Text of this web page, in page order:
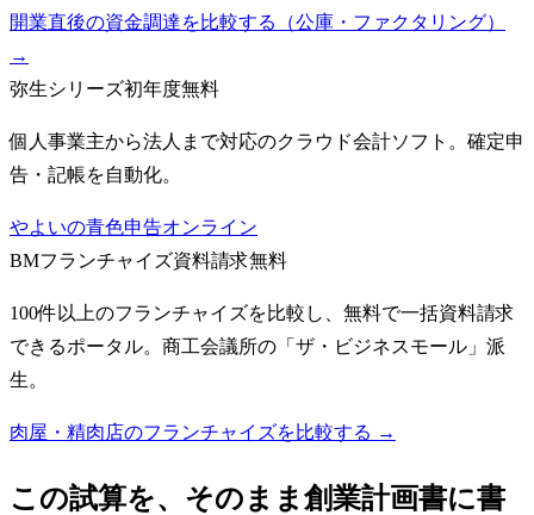
開業直後の資金調達を比較する（公庫・ファクタリング）
→
弥生シリーズ初年度無料
個人事業主から法人まで対応のクラウド会計ソフト。確定申
告・記帳を自動化。
やよいの青色申告オンライン
BMフランチャイズ資料請求無料
100件以上のフランチャイズを比較し、無料で一括資料請求
できるポータル。商工会議所の「ザ・ビジネスモール」派
生。
肉屋・精肉店のフランチャイズを比較する →
この試算を、そのまま創業計画書に書